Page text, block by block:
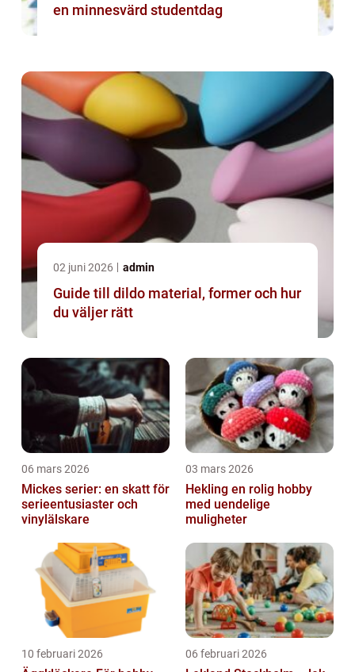
en minnesvärd studentdag
02 juni 2026 admin
Guide till dildo material, former och hur
du väljer rätt
06 mars 2026
Mickes serier: en skatt för
serieentusiaster och
vinylälskare
03 mars 2026
Hekling en rolig hobby
med uendelige
muligheter
10 februari 2026 06 februari 2026